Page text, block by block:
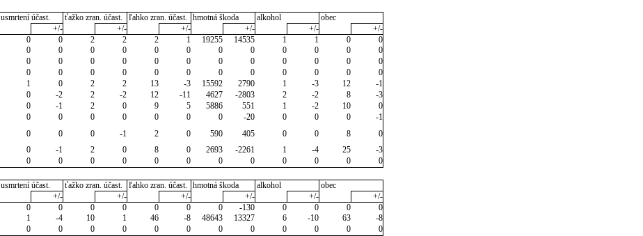
usmrtení účast. ťažko zran. účast. ľahko zran. účast. hmotná škoda alkohol
obec
+/- +/- +/- +/- +/-
+/-
0 0 2 2 2 1 19255 14535 1 1 0
0
0 0 0 0 0 0 0 0 0 0 0
0
0 0 0 0 0 0 0 0 0 0 0
0
0 0 0 0 0 0 0 0 0 0 0
0
1 0 2 2 13 -3 15592 2790 1 -3 12
-1
0 -2 2 -2 12 -11 4627 -2803 2 -2 8
-3
0 -1 2 0 9 5 5886 551 1 -2 10
0
0 0 0 0 0 0 0 -20 0 0 0
-1
0 0 0 -1 2 0 590 405 0 0 8
0
0 -1 2 0 8 0 2693 -2261 1 -4 25
-3
0 0 0 0 0 0 0 0 0 0 0
0
usmrtení účast. ťažko zran. účast. ľahko zran. účast. hmotná škoda alkohol
obec
+/- +/- +/- +/- +/-
+/-
0 0 0 0 0 0 0 -130 0 0 0
0
1 -4 10 1 46 -8 48643 13327 6 -10 63
-8
0 0 0 0 0 0 0 0 0 0 0
0